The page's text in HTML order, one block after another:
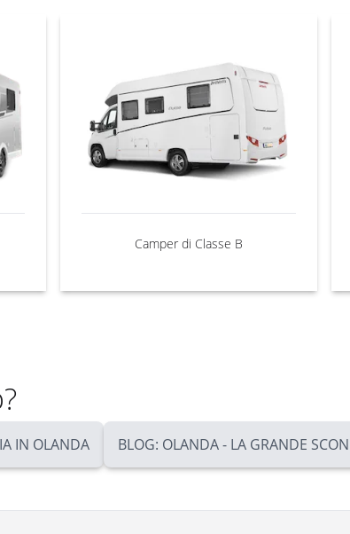
Camper di Classe B
IN OLANDA BLOG: OLANDA - LA GRANDE